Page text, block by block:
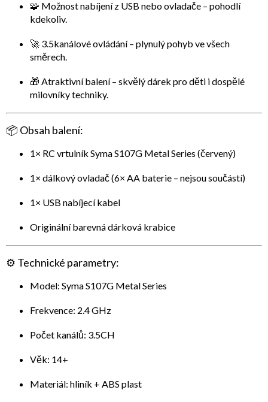
🧩 Možnost nabíjení z USB nebo ovladače – pohodlí
kdekoliv.
🚀 3.5kanálové ovládání– plynulý pohyb ve všech
směrech.
🎁 Atraktivní balení– skvělý dárek pro děti i dospělé
milovníky techniky.
📦 Obsah balení:
1× RC vrtulník Syma S107G Metal Series (červený)
1× dálkový ovladač (6× AA baterie – nejsou součástí)
1× USB nabíjecí kabel
Originální barevná dárková krabice
⚙️ Technické parametry:
Model: Syma S107G Metal Series
Frekvence: 2.4 GHz
Počet kanálů: 3.5CH
Věk: 14+
Materiál: hliník + ABS plast